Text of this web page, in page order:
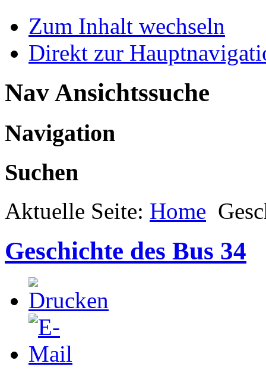
Zum Inhalt wechseln
Direkt zur
Nav Ansichtssuche
Navigation
Suchen
Aktuelle Seite: Home
Geschichte des Bus 34